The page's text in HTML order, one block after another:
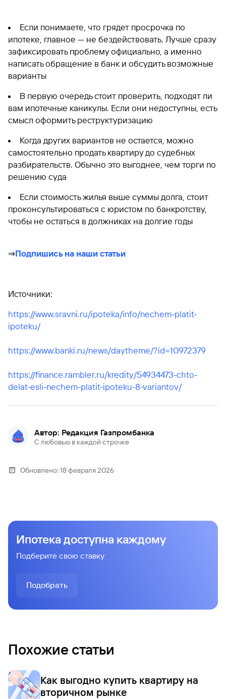
Если понимаете, что грядет просрочка по
ипотеке, главное — не бездействовать. Лучше сразу
зафиксировать проблему официально, а именно
написать обращение в банк и обсудить возможные
варианты
В первую очередь стоит проверить, подходят ли
вам ипотечные каникулы. Если они недоступны, есть
смысл оформить реструктуризацию
Когда других вариантов не остается, можно
самостоятельно продать квартиру до судебных
разбирательств. Обычно это выгоднее, чем торги по
решению суда
Если стоимость жилья выше суммы долга, стоит
проконсультироваться с юристом по банкротству,
чтобы не остаться в должниках на долгие годы
⇒Подпишись на наши статьи
Источники:
https://www.sravni.ru/ipoteka/info/nechem-platit-
ipoteku/
https://www.banki.ru/news/daytheme/?id=10972379
https://finance.rambler.ru/kredity/54934473-chto-
delat-esli-nechem-platit-ipoteku-8-variantov/
Автор: Редакция Газпромбанка
С любовью в каждой строчке
Обновлено:18 февраля 2026
Ипотека доступна каждому
Подберите свою ставку
Подобрать
Похожие статьи
Как выгодно купить квартиру на
вторичном рынке